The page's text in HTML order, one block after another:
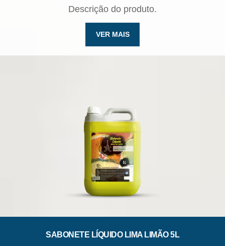
Descrição do produto.
VER MAIS
SABONETE LÍQUIDO LIMA LIMÃO 5L